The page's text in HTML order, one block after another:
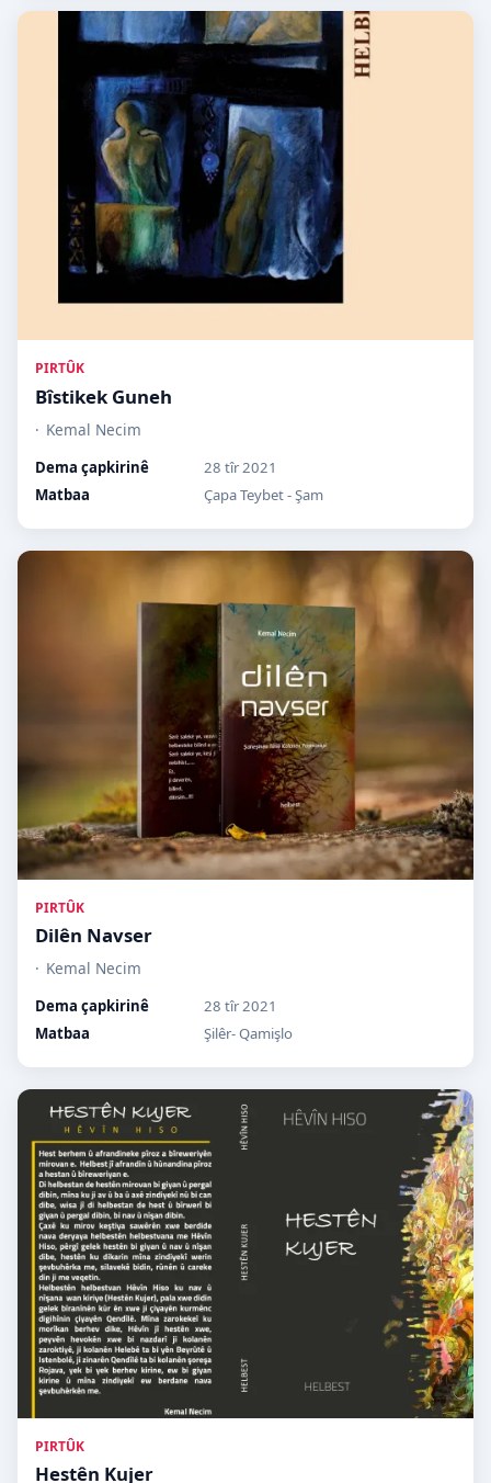
PIRTÛK
Bîstikek Guneh
Kemal Necim
Dema çapkirinê
28 tîr 2021
Matbaa
Çapa Teybet - Şam
PIRTÛK
Dilên Navser
Kemal Necim
Dema çapkirinê
28 tîr 2021
Matbaa
Şilêr- Qamişlo
PIRTÛK
Hestên Kujer